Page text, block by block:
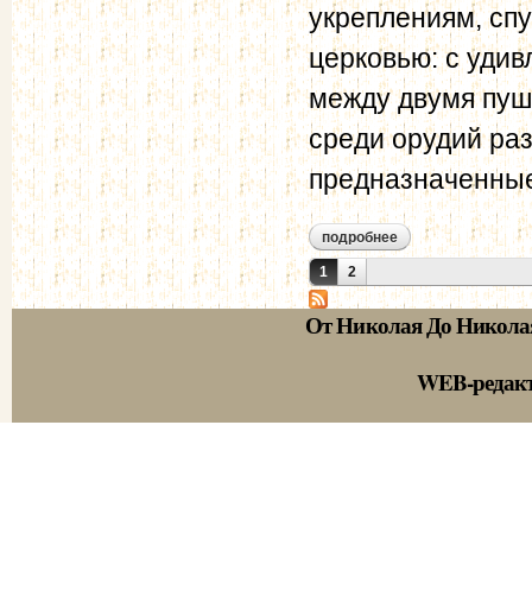
укреплениям,
церковью: с
между двумя
среди орудий
подробнее о тютчева а.ф.
Страницы
1 2
От Николая До
WEB-